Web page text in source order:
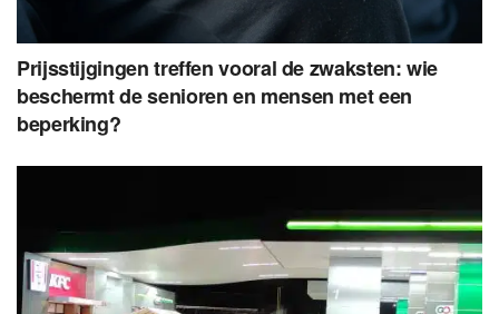
Prijsstijgingen treffen vooral de zwaksten: wie
beschermt de senioren en mensen met een
beperking?